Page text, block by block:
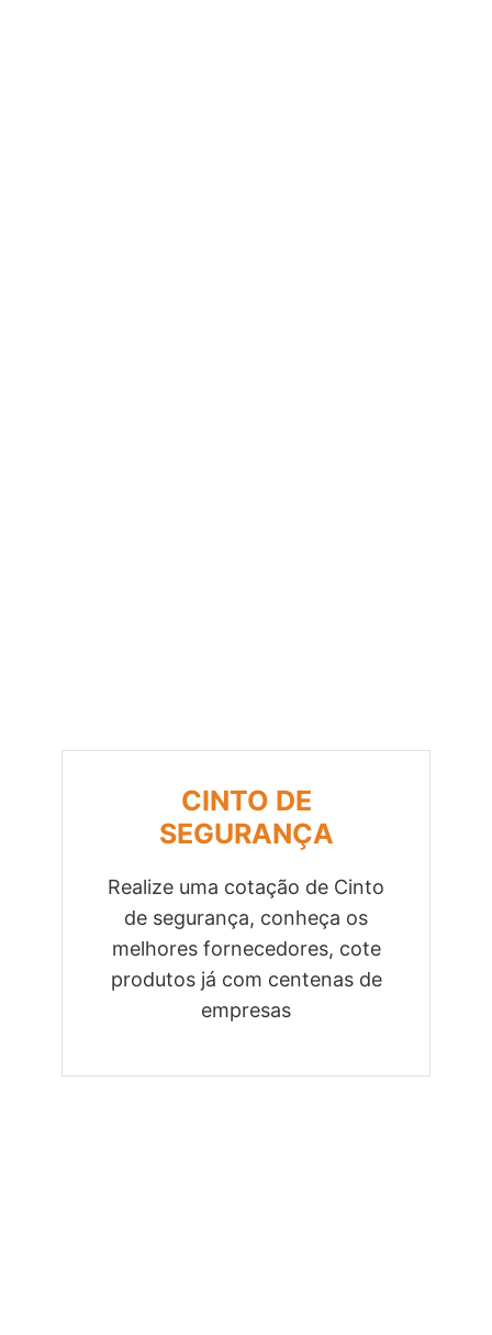
CINTO DE
SEGURANÇA
Realize uma cotação de Cinto
de segurança, conheça os
melhores fornecedores, cote
produtos já com centenas de
empresas